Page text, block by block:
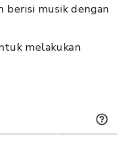
berisi musik dengan
melakukan